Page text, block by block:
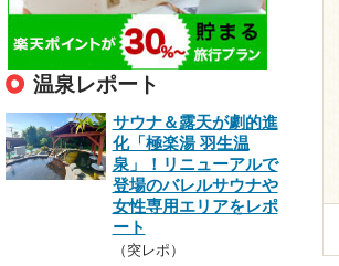
温泉レポート
サウナ＆露天が劇的進
化「極楽湯 羽生温
泉」！リニューアルで
登場のバレルサウナや
女性専用エリアをレポ
ート
（突レポ）